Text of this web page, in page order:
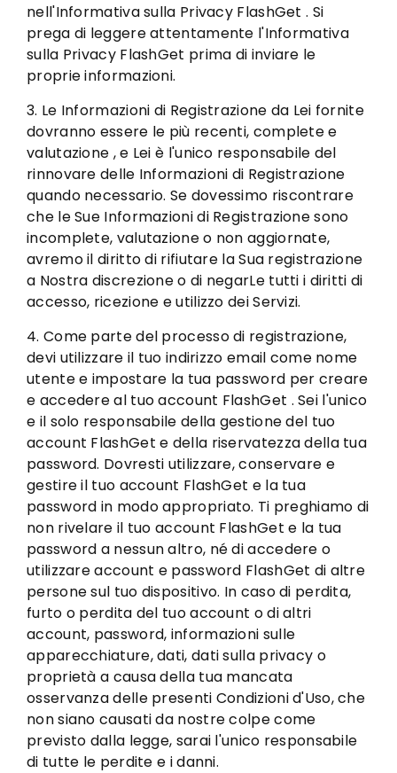
nell'Informativa sulla Privacy FlashGet . Si
prega di leggere attentamente l'Informativa
sulla Privacy FlashGet prima di inviare le
proprie informazioni.
3. Le Informazioni di Registrazione da Lei fornite
dovranno essere le più recenti, complete e
valutazione , e Lei è l'unico responsabile del
rinnovare delle Informazioni di Registrazione
quando necessario. Se dovessimo riscontrare
che le Sue Informazioni di Registrazione sono
incomplete, valutazione o non aggiornate,
avremo il diritto di rifiutare la Sua registrazione
a Nostra discrezione o di negarLe tutti i diritti di
accesso, ricezione e utilizzo dei Servizi.
4. Come parte del processo di registrazione,
devi utilizzare il tuo indirizzo email come nome
utente e impostare la tua password per creare
e accedere al tuo account FlashGet . Sei l'unico
e il solo responsabile della gestione del tuo
account FlashGet e della riservatezza della tua
password. Dovresti utilizzare, conservare e
gestire il tuo account FlashGet e la tua
password in modo appropriato. Ti preghiamo di
non rivelare il tuo account FlashGet e la tua
password a nessun altro, né di accedere o
utilizzare account e password FlashGet di altre
persone sul tuo dispositivo. In caso di perdita,
furto o perdita del tuo account o di altri
account, password, informazioni sulle
apparecchiature, dati, dati sulla privacy o
proprietà a causa della tua mancata
osservanza delle presenti Condizioni d'Uso, che
non siano causati da nostre colpe come
previsto dalla legge, sarai l'unico responsabile
di tutte le perdite e i danni.